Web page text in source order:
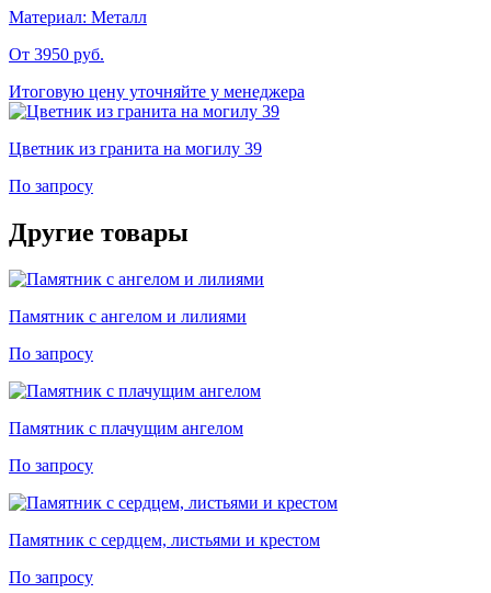
Материал: Металл
От 3950 руб.
Итоговую цену уточняйте у менеджера
Цветник из гранита на могилу 39
По запросу
Другие товары
Памятник с ангелом и лилиями
По запросу
Памятник с плачущим ангелом
По запросу
Памятник с сердцем, листьями и крестом
По запросу